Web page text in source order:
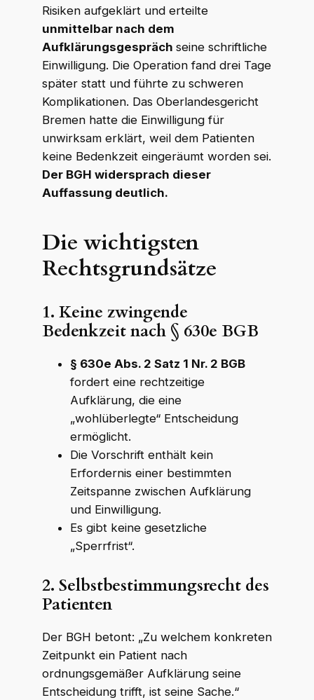
Risiken aufgeklärt und erteilte
unmittelbar nach dem
Aufklärungsgespräch seine schriftliche
Einwilligung. Die Operation fand drei Tage
später statt und führte zu schweren
Komplikationen. Das Oberlandesgericht
Bremen hatte die Einwilligung für
unwirksam erklärt, weil dem Patienten
keine Bedenkzeit eingeräumt worden sei.
Der BGH widersprach dieser
Auffassung deutlich.
Die wichtigsten
Rechtsgrundsätze
1. Keine zwingende
Bedenkzeit nach § 630e BGB
§ 630e Abs. 2 Satz 1 Nr. 2 BGB
fordert eine rechtzeitige
Aufklärung, die eine
„wohlüberlegte“ Entscheidung
ermöglicht.
Die Vorschrift enthält kein
Erfordernis einer bestimmten
Zeitspanne zwischen Aufklärung
und Einwilligung.
Es gibt keine gesetzliche
„Sperrfrist“.
2. Selbstbestimmungsrecht des
Patienten
Der BGH betont: „Zu welchem konkreten
Zeitpunkt ein Patient nach
ordnungsgemäßer Aufklärung seine
Entscheidung trifft, ist seine Sache.“